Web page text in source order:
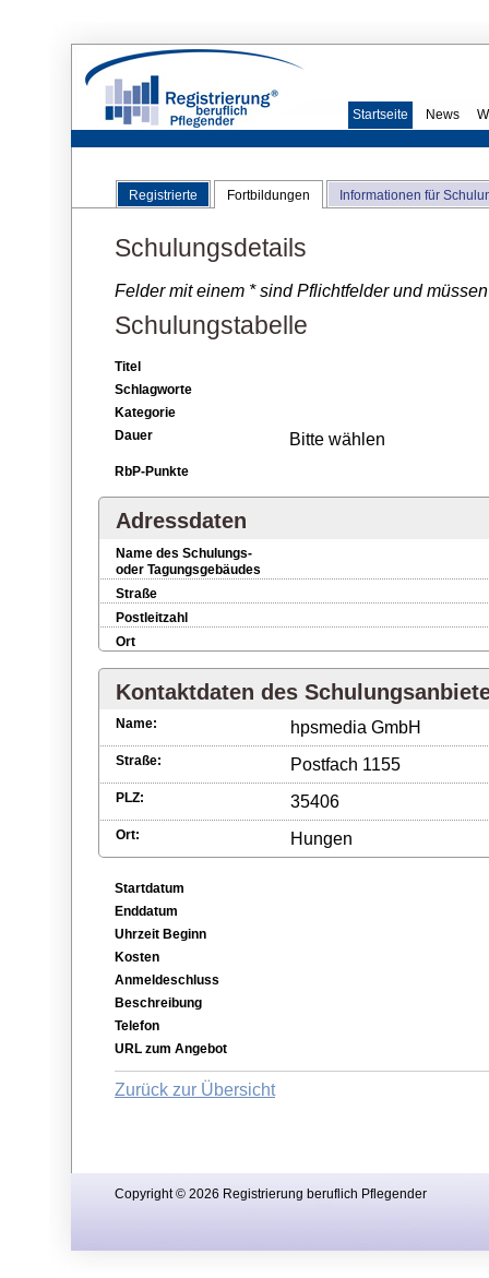
Startseite News
Registrierte Fortbildungen Informationen für
Schulungsdetails
Felder mit einem * sind Pflichtfelder und
Schulungstabelle
Titel
Schlagworte
Kategorie
Dauer
Bitte wählen
RbP-Punkte
Adressdaten
Name des Schulungs-
oder Tagungsgebäudes
Straße
Postleitzahl
Ort
Kontaktdaten des
Name: hpsmedia GmbH
Straße: Postfach 1155
PLZ: 35406
Ort: Hungen
Startdatum
Enddatum
Uhrzeit Beginn
Kosten
Anmeldeschluss
Beschreibung
Telefon
URL zum Angebot
Zurück zur Übersicht
Copyright © 2026 Registrierung beruflich Pflegender